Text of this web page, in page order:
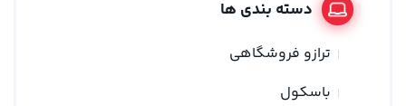
دسته بندی ها
ترازو فروشگاهی
باسکول